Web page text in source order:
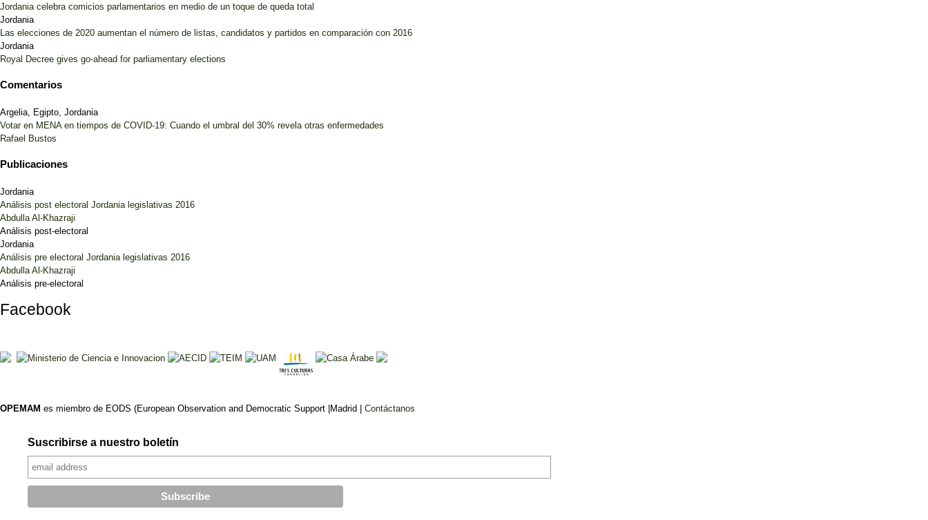
Jordania celebra comicios parlamentarios en medio de un toque de queda total
Jordania
Las elecciones de 2020 aumentan el número de listas, candidatos y partidos en comparación con 2016
Jordania
Royal Decree gives go-ahead for parliamentary elections
Comentarios
Argelia, Egipto, Jordania
Votar en MENA en tiempos de COVID-19: Cuando el umbral del 30% revela otras enfermedades
Rafael Bustos
Publicaciones
Jordania
Análisis post electoral Jordania legislativas 2016
Abdulla Al-Khazraji
Análisis post-electoral
Jordania
Análisis pre electoral Jordania legislativas 2016
Abdulla Al-Khazraji
Análisis pre-electoral
Facebook
OPEMAM es miembro de EODS (European Observation and Democratic Support |Madrid | Contáctanos
Suscribirse a nuestro boletín